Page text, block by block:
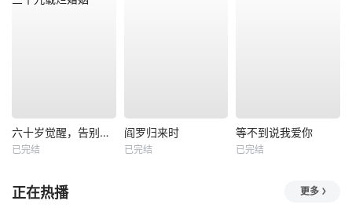
六十岁觉醒，告别三十九载烂婚姻
已完结
阎罗归来时
已完结
等不到说我爱你
已完结
正在热播 更多